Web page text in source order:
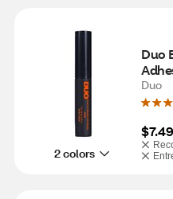
2 colors
Duo
Duo
$7.49